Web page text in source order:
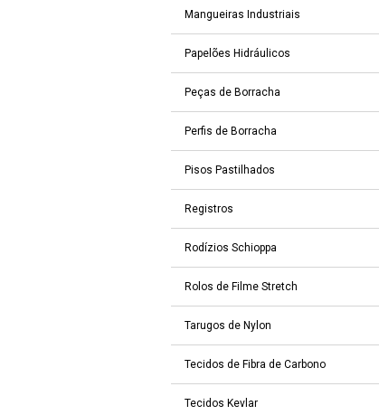
Mangueiras Industriais
Papelões Hidráulicos
Peças de Borracha
Perfis de Borracha
Pisos Pastilhados
Registros
Rodízios Schioppa
Rolos de Filme Stretch
Tarugos de Nylon
Tecidos de Fibra de Carbono
Tecidos Kevlar